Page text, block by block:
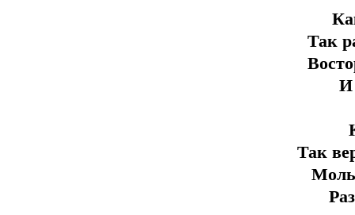
Так
И
Так